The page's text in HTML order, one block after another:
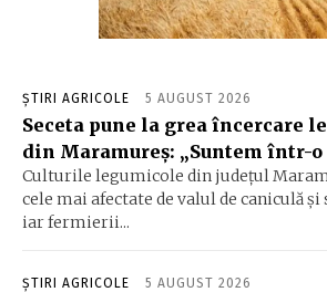
ȘTIRI AGRICOLE 5 AUGUST 2026
Seceta pune la grea încercare
din Maramureș: „Suntem într-
Culturile legumicole din județul
cele mai afectate de valul de caniculă
iar fermierii...
ȘTIRI AGRICOLE 5 AUGUST 2026